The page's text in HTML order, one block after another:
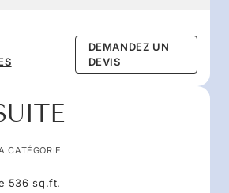
DEMANDEZ UN
DEVIS
CATÉGORIE
536 sq.ft.